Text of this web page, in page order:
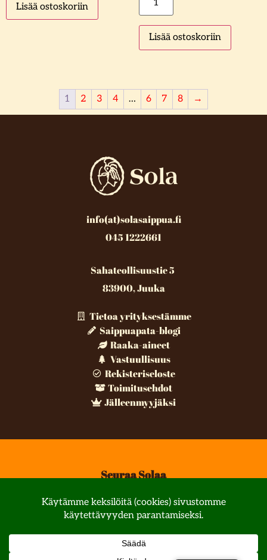
Lisää ostoskoriin
Lisää ostoskoriin
1 2 3 4 … 6 7 8 →
info(at)solasaippua.fi
045 1222661
Sahateollisuustie 5
83900, Juuka
Tietoa yrityksestämme
Saippuapata-blogi
Raaka-aineet
Vastuullisuus
Rekisteriseloste
Toimitusehdot
Jälleenmyyjäksi
Seuraa Solaa